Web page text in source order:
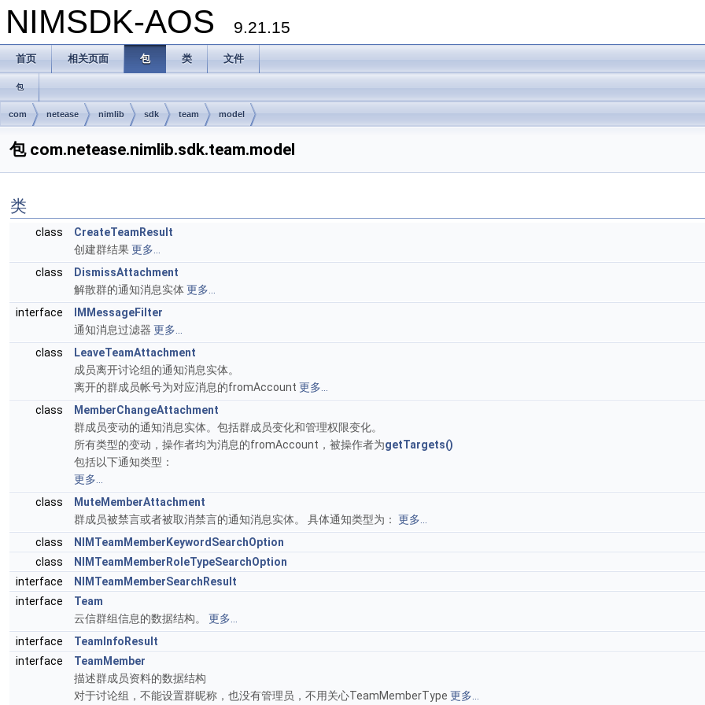
NIMSDK-AOS 9.21.15
首页 相关页面 包 类 文件
包
com netease nimlib sdk team model
包 com.netease.nimlib.sdk.team.model
类
class
CreateTeamResult
创建群结果 更多...
class
DismissAttachment
解散群的通知消息实体更多...
interface
IMMessageFilter
通知消息过滤器 更多...
class
LeaveTeamAttachment
成员离开讨论组的通知消息实体。
离开的群成员帐号为对应消息的fromAccount 更多...
class
MemberChangeAttachment
群成员变动的通知消息实体。包括群成员变化和管理权限变化。
所有类型的变动，操作者均为消息的fromAccount，被操作者为getTargets()
包括以下通知类型：
更多...
class
MuteMemberAttachment
群成员被禁言或者被取消禁言的通知消息实体。 具体通知类型为： 更多...
class
NIMTeamMemberKeywordSearchOption
class
NIMTeamMemberRoleTypeSearchOption
interface
NIMTeamMemberSearchResult
interface
Team
云信群组信息的数据结构。 更多...
interface
TeamInfoResult
interface
TeamMember
描述群成员资料的数据结构
对于讨论组，不能设置群昵称，也没有管理员，不用关心TeamMemberType 更多...